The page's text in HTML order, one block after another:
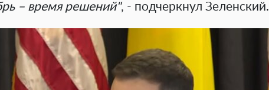
– время решений", - подчеркнул Зеленский.